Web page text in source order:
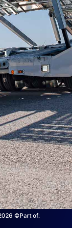
©Part of: